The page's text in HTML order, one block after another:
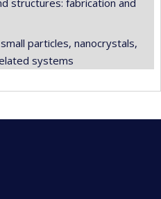
structures: fabrication and
particles, nanocrystals,
systems